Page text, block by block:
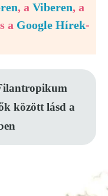
, a Viberen, a
a Google Hírek-
között lásd a